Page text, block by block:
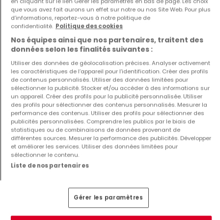
2 83 m² 1 75 m²
Appartement
Luxembourg
5 400 000 €
4 393 m²
Appartement
Kehlen
782 500 €
2 82,4 m²
que vous avez fait aurons un effet sur notre ou nos Site Web. Pour plus
d’informations, reportez-vous à notre politique de
confidentialité. Politique des cookies
Nos équipes ainsi que nos partenaires, traitent des
données selon les finalités suivantes :
Utiliser des données de géolocalisation précises. Analyser activement
les caractéristiques de l’appareil pour l’identification. Créer des profils
de contenus personnalisés. Utiliser des données limitées pour
sélectionner la publicité. Stocker et/ou accéder à des informations sur
un appareil. Créer des profils pour la publicité personnalisée. Utiliser
des profils pour sélectionner des contenus personnalisés. Mesurer la
performance des contenus. Utiliser des profils pour sélectionner des
publicités personnalisées. Comprendre les publics par le biais de
statistiques ou de combinaisons de données provenant de
différentes sources. Mesurer la performance des publicités. Développer
et améliorer les services. Utiliser des données limitées pour
sélectionner le contenu.
Liste de nos partenaires
Gérer les paramètres